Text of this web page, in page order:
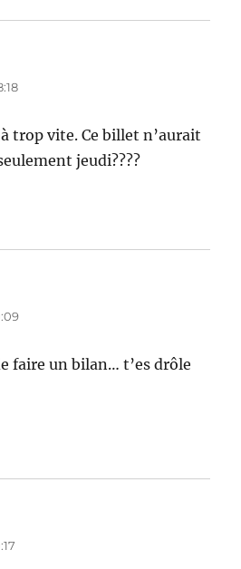
trop vite. Ce billet n’aurait
jeudi????
faire un bilan… t’es drôle